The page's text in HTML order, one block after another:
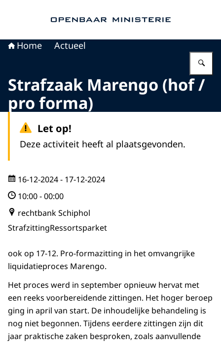
Home Actueel
Strafzaak Marengo (hof /
pro forma)
Let op!
Deze activiteit heeft al plaatsgevonden.
16-12-2024- 17-12-2024
10:00-00:00
rechtbank Schiphol
StrafzittingRessortsparket
ook op 17-12. Pro-formazitting in het omvangrijke
liquidatieproces Marengo.
Het proces werd in september opnieuw hervat met
een reeks voorbereidende zittingen. Het hoger beroep
ging in april van start. De inhoudelijke behandeling is
nog niet begonnen. Tijdens eerdere zittingen zijn dit
jaar praktische zaken besproken, zoals aanvullende